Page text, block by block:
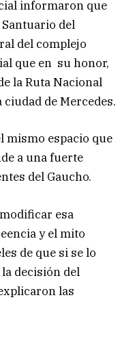
informaron que
del
del complejo
que en su honor,
la Ruta Nacional
de Mercedes.
mismo espacio que
a una fuerte
del Gaucho.
esa
y el mito
de que si se lo
decisión del
las